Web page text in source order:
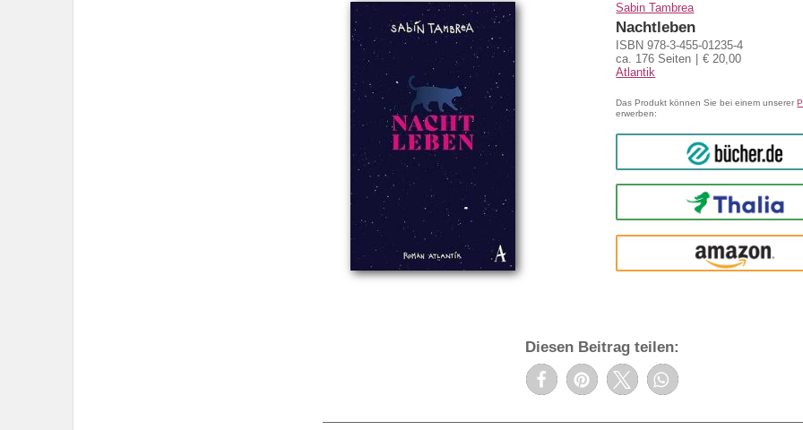
Sabin Tambrea
Nachtleben
ISBN 978-3-455-01235-4
ca. 176 Seiten
€ 20,00
Atlantik
Das Produkt können Sie bei einem unserer
erwerben:
bücher.de
Thalia
amazon
Diesen Beitrag teilen: